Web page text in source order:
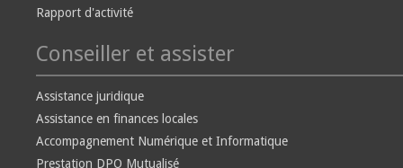
Rapport d'activité
Conseiller et assister
Assistance juridique
Assistance en finances locales
Accompagnement Numérique et Informatique
Prestation DPO Mutualisé